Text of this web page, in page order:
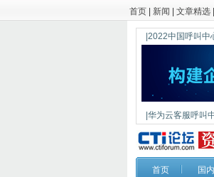
首页 新闻 文章精选
|2022中国呼叫中
|华为云客服呼叫
|鼎信通达新一代
首页 国内